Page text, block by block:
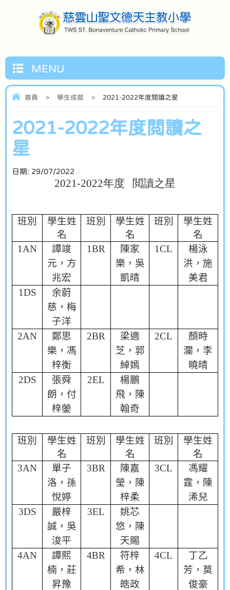
MENU
首頁 > 學生成就 > 2021-2022年度閲讀之星
2021-2022年度閲讀之
星
日期: 29/07/2022
2021-2022年度 閲讀之星
班別
學生姓
名
班別
學生姓
名
班別
學生姓
名
1AN
譚竣
元，方
兆宏
1BR
陳家
樂，吳
凱晴
1CL
楊泳
洪，施
美君
1DS
余蔚
慈，梅
子洋
2AN
鄭思
樂，馮
梓衡
2BR
梁適
芝，郭
綽嫣
2CL
顏時
瀾，李
曉晴
2DS
張舜
朗，付
梓鎣
2EL
楊鵬
飛，陳
翰奇
班別
學生姓
名
班別
學生姓
名
班別
學生姓
名
3AN
單子
洛，孫
悅婷
3BR
陳嘉
瑩，陳
梓柔
3CL
馮耀
霆，陳
浠兒
3DS
嚴梓
誠，吳
浚平
3EL
姚芯
悠，陳
天賜
4AN
譚熙
楠，莊
昇豫
4BR
符梓
希，林
皓政
4CL
丁乙
芳，莫
俊豪